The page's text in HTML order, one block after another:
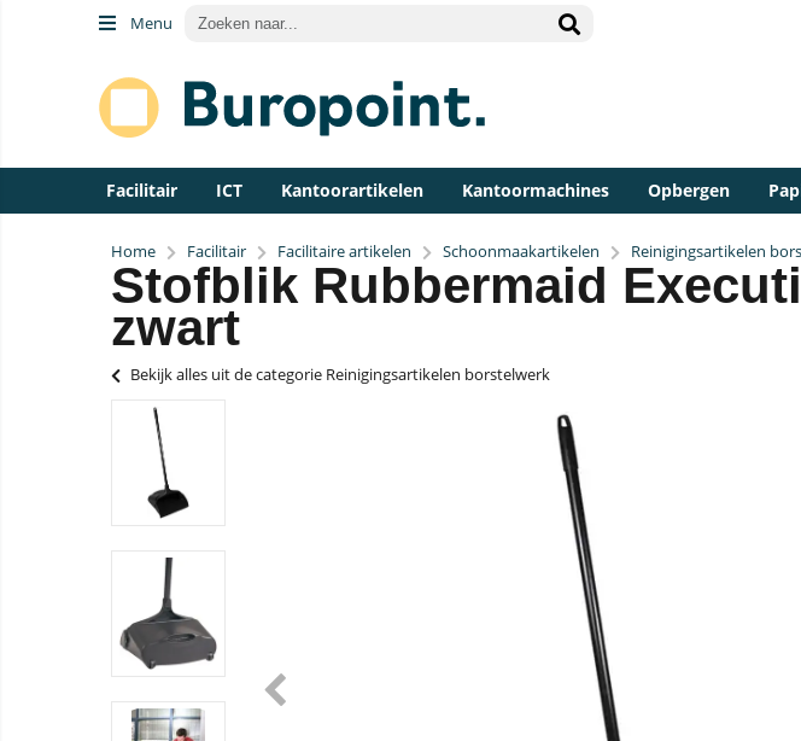
Menu
Facilitair ICT Kantoorartikelen Kantoormachines Opbergen
Home Facilitair Facilitaire artikelen Schoonmaakartikelen Reinigingsartikelen
Stofblik Rubbermaid
zwart
Bekijk alles uit de categorie Reinigingsartikelen borstelwerk